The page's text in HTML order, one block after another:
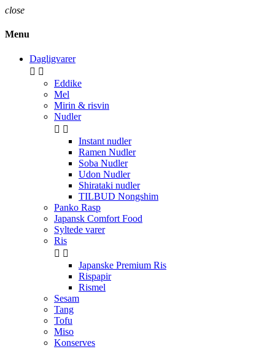
close
Menu
Dagligvarer
 
Eddike
Mel
Mirin & risvin
Nudler
 
Instant nudler
Ramen Nudler
Soba Nudler
Udon Nudler
Shirataki nudler
TILBUD Nongshim
Panko Rasp
Japansk Comfort Food
Syltede varer
Ris
 
Japanske Premium Ris
Rispapir
Rismel
Sesam
Tang
Tofu
Miso
Konserves